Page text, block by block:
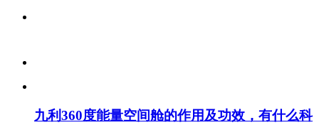
九利360度能量空间舱的作用及功效，有什么科